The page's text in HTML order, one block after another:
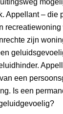
Appellant – die
recreatiewoning
zijn
een
Is een